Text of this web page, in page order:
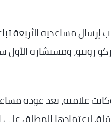
إرسال مساعديه الأربعة
روبيو، ومستشاره
علامته، بعد عودة